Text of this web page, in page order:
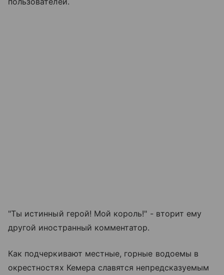
"Ты истинный герой! Мой король!" - вторит ему
другой иностранный комментатор.
Как подчеркивают местные, горные водоемы в
окрестностях Кемера славятся непредсказуемым